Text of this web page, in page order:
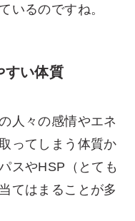
いるのですね。
すい体質
人々の感情やエネ
ってしまう体質か
スやHSP（とても
てはまることが多